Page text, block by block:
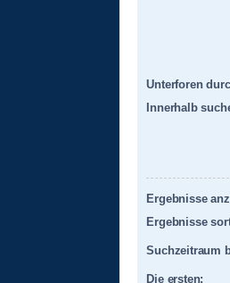
Unterforen
Innerhalb
Ergebnisse
Ergebnisse
Suchzeitraum
Die ersten: